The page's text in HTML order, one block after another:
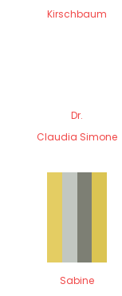
Kirschbaum
Dr.
Claudia Simone
Sabine